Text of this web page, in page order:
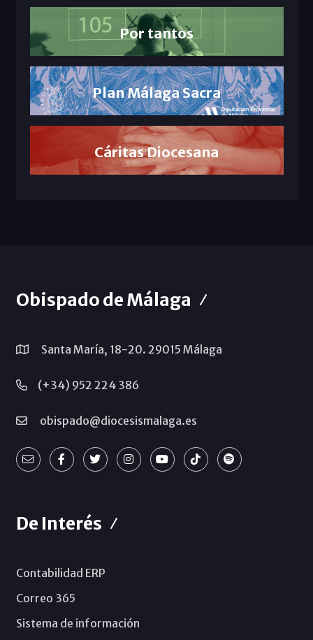
Por tantos
Plan Málaga Sacra
Cáritas Diocesana
Obispado de Málaga
Santa María, 18-20. 29015 Málaga
(+34) 952 224 386
obispado@diocesismalaga.es
De Interés
Contabilidad ERP
Correo 365
Sistema de información